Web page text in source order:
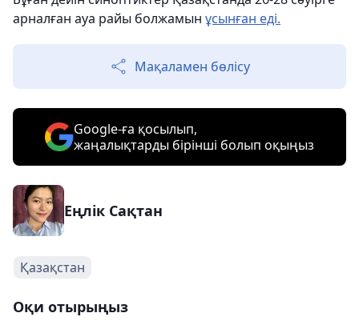
арналған ауа райы болжамын ұсынған еді.
Мақаламен бөлісу
Google-ға қосылып,
жаңалықтарды бірінші болып оқыңыз
Еңлік Сақтан
Қазақстан
Оқи отырыңыз